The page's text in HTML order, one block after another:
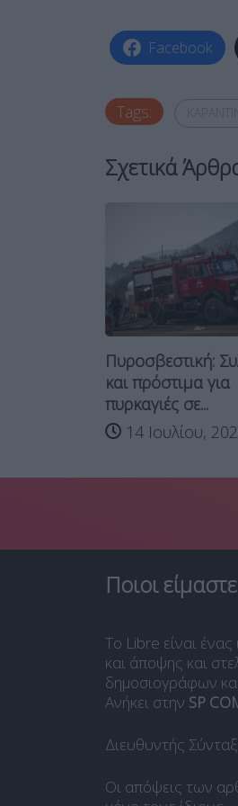
Facebook
Tags:
Σχετικά
Πυροσβεστική:
και πρόστιμα για
πυρκαγιές σε...
14 Ιουλίου,
Ποιοι είμαστε
Το Libre είναι
και άποψης και
δημοσιογράφων
Ανήκει στην SP
Διευθυντής
Οι απόψεις των